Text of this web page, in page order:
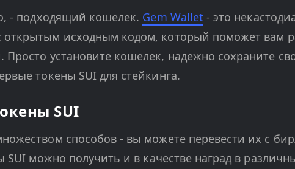
- подходящий кошелек. Gem Wallet - это
исходным кодом, который поможет вам
установите кошелек, надежно сохраните
токены SUI для стейкинга.
SUI
способов - вы можете перевести их с
SUI можно получить и в качестве наград в